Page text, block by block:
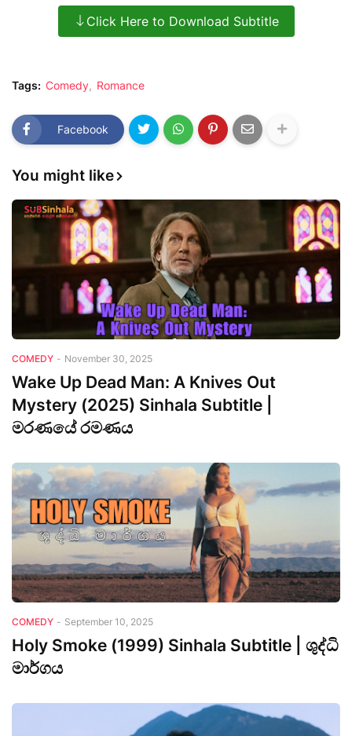
Click Here to Download Subtitle
Tags: Comedy Romance
Facebook
You might like
COMEDY - November 30, 2025
Wake Up Dead Man: A Knives Out
Mystery (2025) Sinhala Subtitle |
මරණයේ රමණය
COMEDY - September 10, 2025
Holy Smoke (1999) Sinhala Subtitle | ශුද්ධි
මාර්ගය